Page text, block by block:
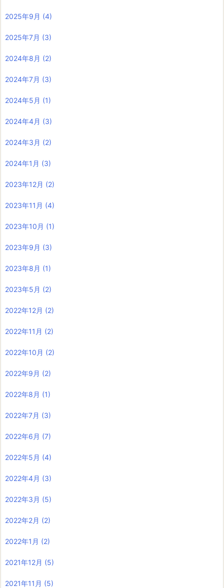
2025年9月 (4)
2025年7月 (3)
2024年8月 (2)
2024年7月 (3)
2024年5月 (1)
2024年4月 (3)
2024年3月 (2)
2024年1月 (3)
2023年12月 (2)
2023年11月 (4)
2023年10月 (1)
2023年9月 (3)
2023年8月 (1)
2023年5月 (2)
2022年12月 (2)
2022年11月 (2)
2022年10月 (2)
2022年9月 (2)
2022年8月 (1)
2022年7月 (3)
2022年6月 (7)
2022年5月 (4)
2022年4月 (3)
2022年3月 (5)
2022年2月 (2)
2022年1月 (2)
2021年12月 (5)
2021年11月 (5)